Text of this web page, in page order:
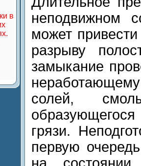
неподвижном
может
разрыву
замыкание
неработающему
солей,
грязи.
первую